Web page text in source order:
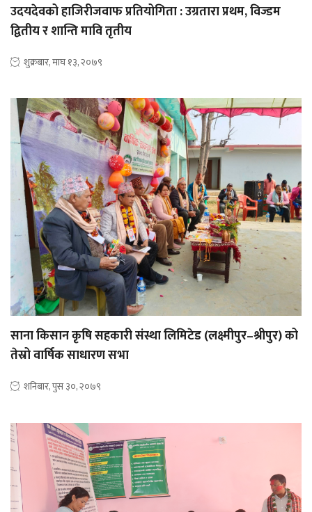
उदयदेवको हाजिरीजवाफ प्रतियोगिता : उग्रतारा प्रथम, विज्डम
द्वितीय र शान्ति मावि तृतीय
शुक्रबार, माघ १३, २०७९
साना किसान कृषि सहकारी संस्था लिमिटेड (लक्ष्मीपुर–श्रीपुर) को
तेस्रो वार्षिक साधारण सभा
शनिबार, पुस ३०, २०७९